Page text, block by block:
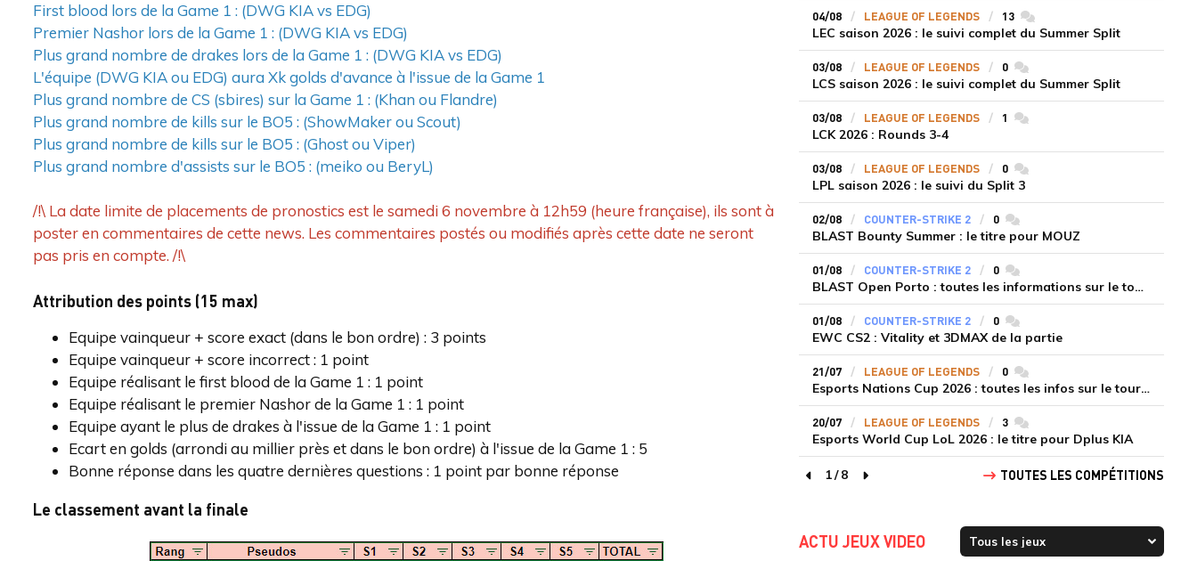
First blood lors de la Game 1 : (DWG KIA vs EDG)
Premier Nashor lors de la Game 1 : (DWG KIA vs EDG)
Plus grand nombre de drakes lors de la Game 1 : (DWG KIA vs EDG)
L'équipe (DWG KIA ou EDG) aura Xk golds d'avance à l'issue de la Game 1
Plus grand nombre de CS (sbires) sur la Game 1 : (Khan ou Flandre)
Plus grand nombre de kills sur le BO5 : (ShowMaker ou Scout)
Plus grand nombre de kills sur le BO5 : (Ghost ou Viper)
Plus grand nombre d'assists sur le BO5 : (meiko ou BeryL)
/!\ La date limite de placements de pronostics est le samedi 6 novembre à 12h59 (heure française), ils sont à
poster en commentaires de cette news. Les commentaires postés ou modifiés après cette date ne seront
pas pris en compte. /!\
Attribution des points (15 max)
Equipe vainqueur + score exact (dans le bon ordre) : 3 points
Equipe vainqueur + score incorrect : 1 point
Equipe réalisant le first blood de la Game 1 : 1 point
Equipe réalisant le premier Nashor de la Game 1 : 1 point
Equipe ayant le plus de drakes à l'issue de la Game 1 : 1 point
Ecart en golds (arrondi au millier près et dans le bon ordre) à l'issue de la Game 1 : 5
Bonne réponse dans les quatre dernières questions : 1 point par bonne réponse
Le classement avant la finale
04/08 LEAGUE OF LEGENDS 13commentaires
LEC saison 2026 : le suivi complet du Summer Split
03/08 LEAGUE OF LEGENDS 0commentaires
LCS saison 2026 : le suivi complet du Summer Split
03/08 LEAGUE OF LEGENDS 1 commentaires
LCK 2026 : Rounds 3-4
03/08 LEAGUE OF LEGENDS 0commentaires
LPL saison 2026 : le suivi du Split 3
02/08 COUNTER-STRIKE 2 0commentaires
BLAST Bounty Summer : le titre pour MOUZ
01/08 COUNTER-STRIKE 2 0commentaires
BLAST Open Porto : toutes les informations sur le tournoi
01/08 COUNTER-STRIKE 2 0commentaires
EWC CS2 : Vitality et 3DMAX de la partie
21/07 LEAGUE OF LEGENDS 0commentaires
Esports Nations Cup 2026 : toutes les infos sur le tournoi
20/07 LEAGUE OF LEGENDS 3commentaires
Esports World Cup LoL 2026 : le titre pour Dplus KIA
page précédente
1/8
page suivante
TOUTES LES COMPÉTITIONS
ACTU JEUX VIDEO